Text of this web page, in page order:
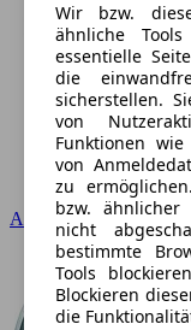
Audi
Wir bzw.
ähnliche
essentielle
die
sicherstellen.
von
Funktionen
von
zu
bzw. ähnlicher
nicht
bestimmte
Tools
Blockieren
die